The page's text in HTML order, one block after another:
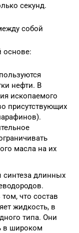
секунд.
собой
основе:
нефти. В
ископаемого
присутствующих
масла на их
синтеза длинных
что состав
жидкость, в
типа. Они
в широком